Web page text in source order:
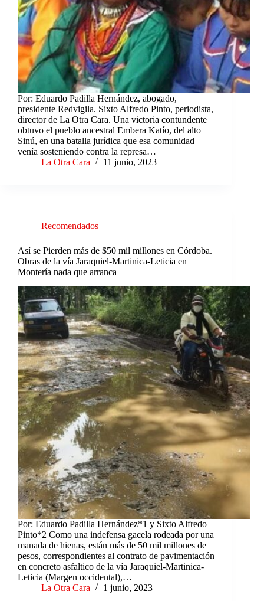
Por: Eduardo Padilla Hernández, abogado,
presidente Redvigila. Sixto Alfredo Pinto, periodista,
director de La Otra Cara. Una victoria contundente
obtuvo el pueblo ancestral Embera Katío, del alto
Sinú, en una batalla jurídica que esa comunidad
venía sosteniendo contra la represa…
La Otra Cara
11 junio, 2023
Recomendados
Así se Pierden más de $50 mil millones en Córdoba.
Obras de la vía Jaraquiel-Martinica-Leticia en
Montería nada que arranca
Por: Eduardo Padilla Hernández*1 y Sixto Alfredo
Pinto*2 Como una indefensa gacela rodeada por una
manada de hienas, están más de 50 mil millones de
pesos, correspondientes al contrato de pavimentación
en concreto asfaltico de la vía Jaraquiel-Martinica-
Leticia (Margen occidental),…
La Otra Cara
1 junio, 2023